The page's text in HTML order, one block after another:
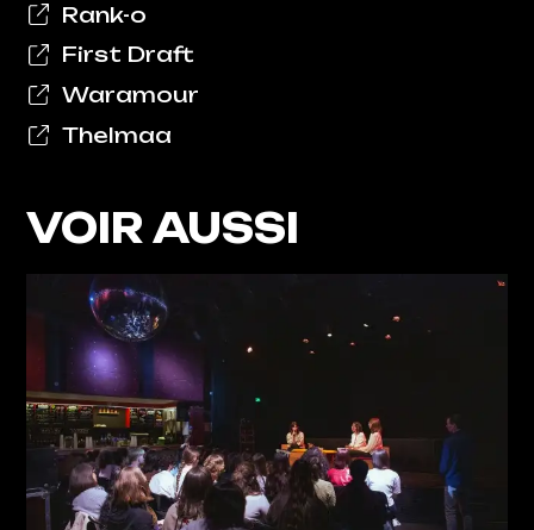
Rank-o
First Draft
Waramour
Thelmaa
VOIR AUSSI